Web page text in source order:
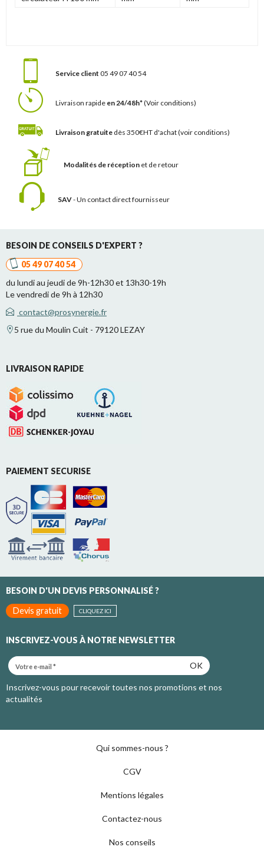
Service client 05 49 07 40 54
Livraison rapide en 24/48h*(Voir conditions)
Livraison gratuite dès 350€HT d'achat(voir conditions)
Modalités de réception et de retour
SAV- Un contact direct fournisseur
BESOIN DE CONSEILS D'EXPERT ?
05 49 07 40 54
du lundi au jeudi de 9h-12h30 et 13h30-19h
Le vendredi de 9h à 12h30
contact@prosynergie.fr
5 rue du Moulin Cuit - 79120 LEZAY
LIVRAISON RAPIDE
PAIEMENT SECURISE
BESOIN D'UN DEVIS PERSONNALISÉ ?
Devis gratuit
CLIQUEZ ICI
INSCRIVEZ-VOUS À NOTRE NEWSLETTER
OK
Inscrivez-vous pour recevoir toutes nos promotions et nos
actualités
Qui sommes-nous ?
CGV
Mentions légales
Contactez-nous
Nos conseils